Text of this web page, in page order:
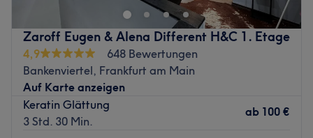
Zaroff Eugen & Alena Different H&C 1. Etage
4,9
648 Bewertungen
Bankenviertel, Frankfurt am Main
Auf Karte anzeigen
Keratin Glättung
3 Std. 30 Min.
ab 100 €